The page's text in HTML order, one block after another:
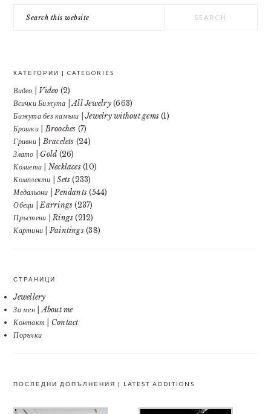
this
КАТЕГОРИИ | CATEGORIES
Видео | Video (2)
Всички Бижута | All Jewelry(663)
Бижута без камъни | Jewelry without gems (1)
Брошки | Brooches (7)
Гривни | Bracelets (24)
Злато | Gold (26)
Колиета | Necklaces(10)
Комплекти | Sets (233)
Медальони | Pendants (544)
Обеци | Earrings (237)
Пръстени | Rings (212)
Картини | Paintings(38)
СТРАНИЦИ
Jewellery
За мен | About me
Контакт | Contact
Поръчки
ПОСЛЕДНИ ДОПЪЛНЕНИЯ | LATEST ADDITIONS